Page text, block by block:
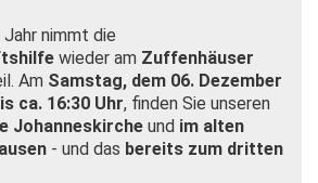
nimmt die
wieder am Zuffenhäuser
Am Samstag, dem 06. Dezember
ca. 16:30 Uhr, finden Sie unseren
Johanneskirche und im alten
- und das bereits zum dritten